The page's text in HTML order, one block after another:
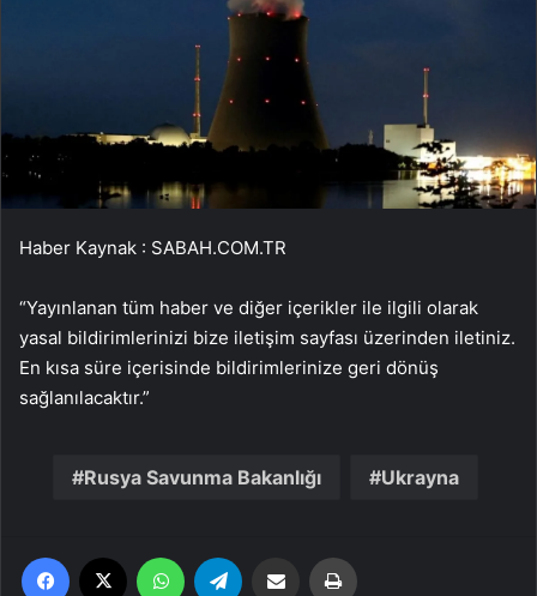
Haber Kaynak : SABAH.COM.TR
“Yayınlanan tüm haber ve diğer içerikler ile ilgili olarak
yasal bildirimlerinizi bize iletişim sayfası üzerinden iletiniz.
En kısa süre içerisinde bildirimlerinize geri dönüş
sağlanılacaktır.”
Rusya Savunma Bakanlığı Ukrayna
Facebook WhatsApp Email'den paylaş